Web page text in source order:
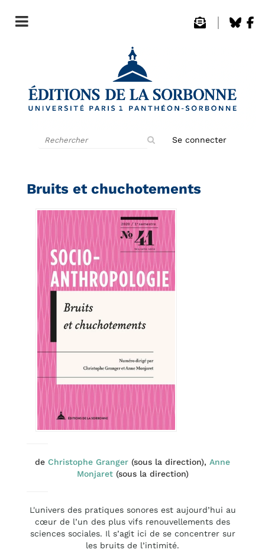
Se connecter
Bruits et chuchotements
de Christophe Granger (sous la direction), Anne
Monjaret(sous la direction)
L'univers des pratiques sonores est aujourd’hui au
cœur de l’un des plus vifs renouvellements des
sciences sociales. Il s’agit ici de se concentrer sur
les bruits de l’intimité.